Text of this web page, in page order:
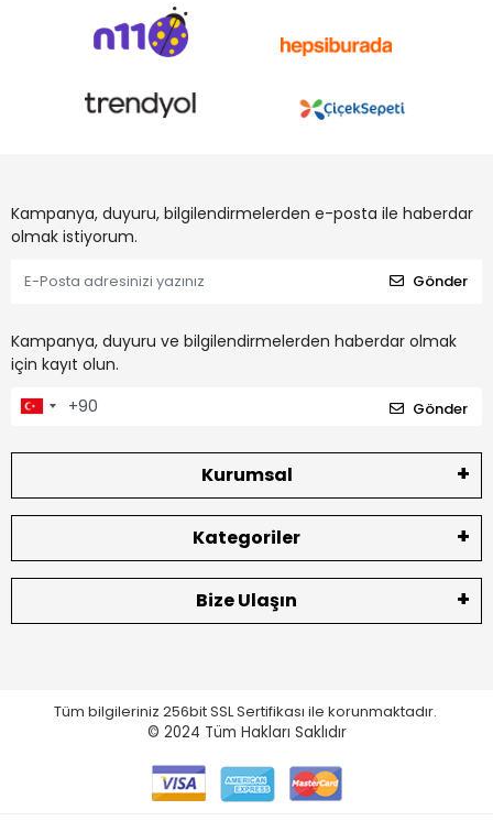
Kampanya, duyuru, bilgilendirmelerden e-posta ile haberdar
olmak istiyorum.
Gönder
Kampanya, duyuru ve bilgilendirmelerden haberdar olmak
için kayıt olun.
Gönder
Kurumsal
Kategoriler
Bize Ulaşın
Tüm bilgileriniz 256bit SSL Sertifikası ile korunmaktadır.
© 2024 Tüm Hakları Saklıdır